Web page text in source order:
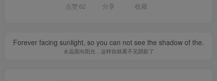
点赞 62 分享 收藏
Forever facing sunlight, so you can not see the shadow of the.
永远面向阳光，这样你就看不见阴影了